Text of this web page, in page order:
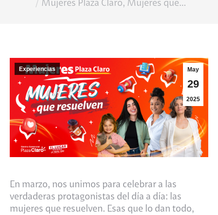
Mujeres Plaza Claro, Mujeres que…
May
29
2025
Experiencias
En marzo, nos unimos para celebrar a las
verdaderas protagonistas del día a día: las
mujeres que resuelven. Esas que lo dan todo,